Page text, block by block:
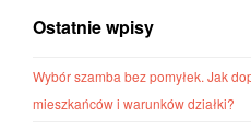
Ostatnie wpisy
Wybór szamba bez pomyłek. Jak
mieszkańców i warunków działki?